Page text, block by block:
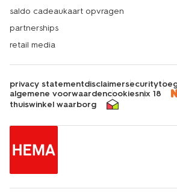
saldo cadeaukaart opvragen
partnerships
retail media
privacy statementdisclaimersecurity
algemene voorwaardencookiesnix 18
thuiswinkel waarborg